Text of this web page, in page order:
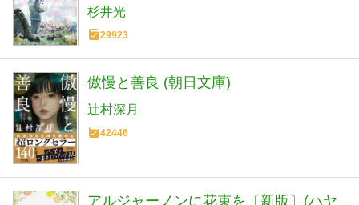
杉井光
29923
傲慢と善良 (朝日文庫)
辻村深月
42446
アルジャーノンに花束を〔新版〕(ハヤ